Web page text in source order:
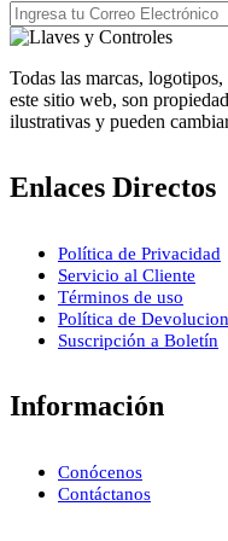
Todas las marcas,
este sitio web, son
ilustrativas y pueden
Enlaces Directos
Política de Privacidad
Servicio al Cliente
Términos de uso
Política de
Suscripción a Boletín
Información
Conócenos
Contáctanos